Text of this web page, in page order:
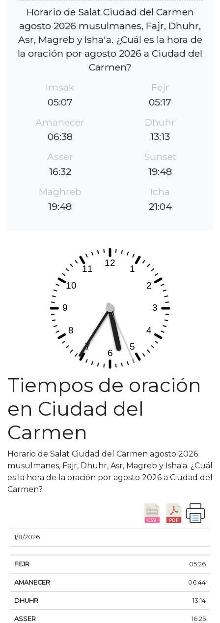
Horario de Salat Ciudad del Carmen
agosto 2026 musulmanes, Fajr, Dhuhr,
Asr, Magreb y Isha'a. ¿Cuál es la hora de
la oración por agosto 2026 a Ciudad del
Carmen?
Imsak
05:07
Fejr
05:17
Amanecer
06:38
Dhuhr
13:13
Asser
16:32
Sunset
19:48
Maghreb
19:48
Icha
21:04
Tiempos de oración
en Ciudad del
Carmen
Horario de Salat Ciudad del Carmen agosto 2026
musulmanes, Fajr, Dhuhr, Asr, Magreb y Isha'a. ¿Cuál
es la hora de la oración por agosto 2026 a Ciudad del
Carmen?
FECHA
1/8/2026
05:26
06:44
13:14
16:25